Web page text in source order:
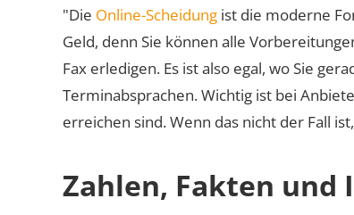
"Die Online-Scheidung ist die moderne
Geld, denn Sie können alle
Fax erledigen. Es ist also egal, wo Sie
Terminabsprachen. Wichtig ist bei
erreichen sind. Wenn das nicht der Fall
Zahlen, Fakten und